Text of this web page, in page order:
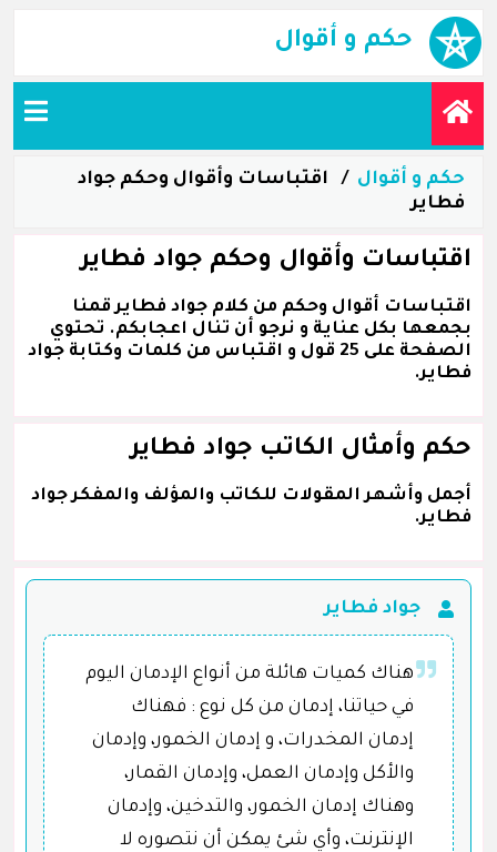
حكم و أقوال
حكم و أقوال
اقتباسات وأقوال وحكم جواد
فطاير
اقتباسات وأقوال وحكم جواد فطاير
اقتباسات أقوال وحكم من كلام جواد فطاير قمنا
بجمعها بكل عناية و نرجو أن تنال اعجابكم. تحتوي
الصفحة على 25 قول و اقتباس من كلمات وكتابة جواد
فطاير.
حكم وأمثال الكاتب جواد فطاير
أجمل وأشهر المقولات للكاتب والمؤلف والمفكر جواد
فطاير.
جواد فطاير
هناك كميات هائلة من أنواع الإدمان اليوم
في حياتنا، إدمان من كل نوع : فهناك
إدمان المخدرات، و إدمان الخمور، وإدمان
والأكل وإدمان العمل، وإدمان القمار،
وهناك إدمان الخمور، والتدخين، وإدمان
الإنترنت، وأي شئ يمكن أن نتصوره لا